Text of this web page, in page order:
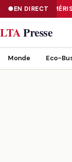
EN DIRECT
NUMÉRISATION : LE
LTAPresse
Monde Eco-